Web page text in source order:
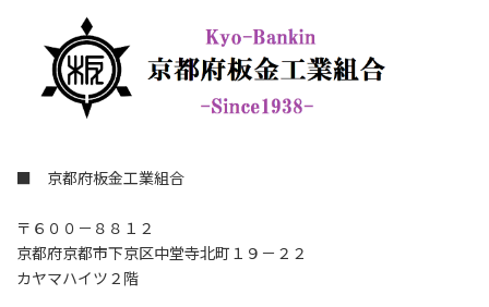
■ 京都府板金工業組合
〒６００－８８１２
京都府京都市下京区中堂寺北町１９－２２
カヤマハイツ２階